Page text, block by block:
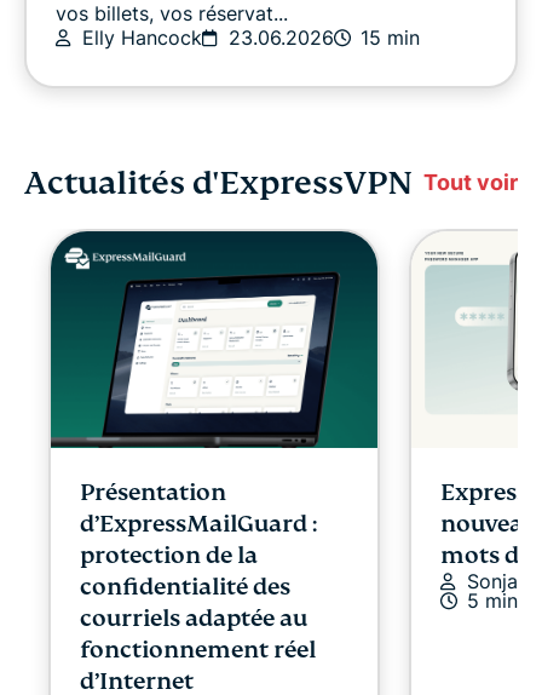
vos billets, vos réservat...
Elly Hancock
23.06.2026 15 min
Actualités d'ExpressVPN Tout voir
Présentation
d’ExpressMailGuard :
protection de la
confidentialité des
courriels adaptée au
fonctionnement réel
d’Internet
mots de
Sonja
5 min